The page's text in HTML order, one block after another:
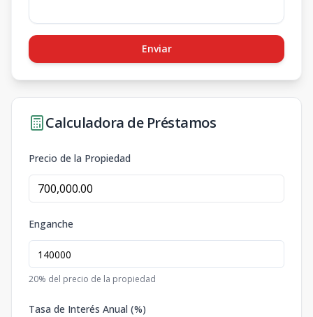
Enviar
Calculadora de Préstamos
Precio de la Propiedad
Enganche
20% del precio de la propiedad
Tasa de Interés Anual (%)